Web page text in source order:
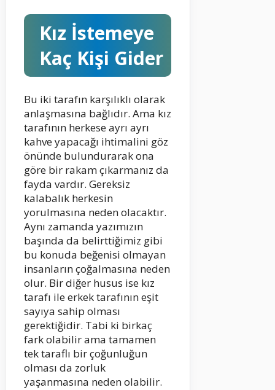
Kız İstemeye
Kaç Kişi Gider
Bu iki tarafın karşılıklı olarak
anlaşmasına bağlıdır. Ama kız
tarafının herkese ayrı ayrı
kahve yapacağı ihtimalini göz
önünde bulundurarak ona
göre bir rakam çıkarmanız da
fayda vardır. Gereksiz
kalabalık herkesin
yorulmasına neden olacaktır.
Aynı zamanda yazımızın
başında da belirttiğimiz gibi
bu konuda beğenisi olmayan
insanların çoğalmasına neden
olur. Bir diğer husus ise kız
tarafı ile erkek tarafının eşit
sayıya sahip olması
gerektiğidir. Tabi ki birkaç
fark olabilir ama tamamen
tek taraflı bir çoğunluğun
olması da zorluk
yaşanmasına neden olabilir.